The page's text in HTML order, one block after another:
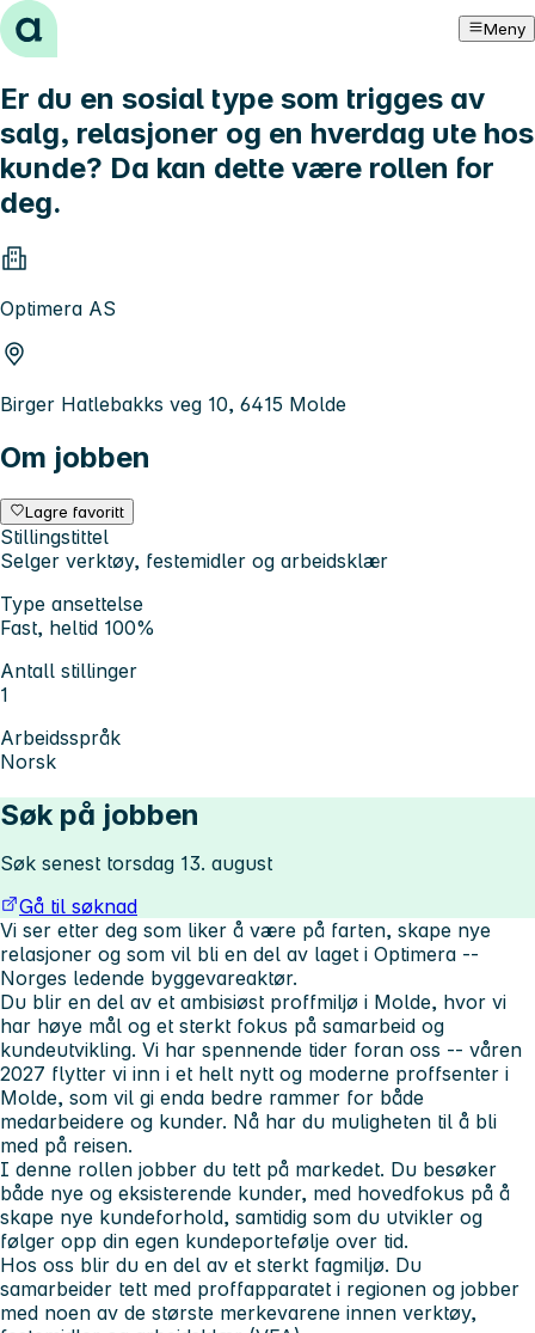
Hopp til innhold Meny
Er du en sosial type som trigges av
salg, relasjoner og en hverdag ute hos
kunde? Da kan dette være rollen for
deg.
Optimera AS
Birger Hatlebakks veg 10, 6415 Molde
Om jobben
Lagre favoritt
Stillingstittel
Selger verktøy, festemidler og arbeidsklær
Type ansettelse
Fast, heltid 100%
Antall stillinger
1
Arbeidsspråk
Norsk
Søk på jobben
Søk senest torsdag 13. august
Gå til søknad
Vi ser etter deg som liker å være på farten, skape nye
relasjoner og som vil bli en del av laget i Optimera --
Norges ledende byggevareaktør.
Du blir en del av et ambisiøst proffmiljø i Molde, hvor vi
har høye mål og et sterkt fokus på samarbeid og
kundeutvikling. Vi har spennende tider foran oss -- våren
2027 flytter vi inn i et helt nytt og moderne proffsenter i
Molde, som vil gi enda bedre rammer for både
medarbeidere og kunder. Nå har du muligheten til å bli
med på reisen.
I denne rollen jobber du tett på markedet. Du besøker
både nye og eksisterende kunder, med hovedfokus på å
skape nye kundeforhold, samtidig som du utvikler og
følger opp din egen kundeportefølje over tid.
Hos oss blir du en del av et sterkt fagmiljø. Du
samarbeider tett med proffapparatet i regionen og jobber
med noen av de største merkevarene innen verktøy,